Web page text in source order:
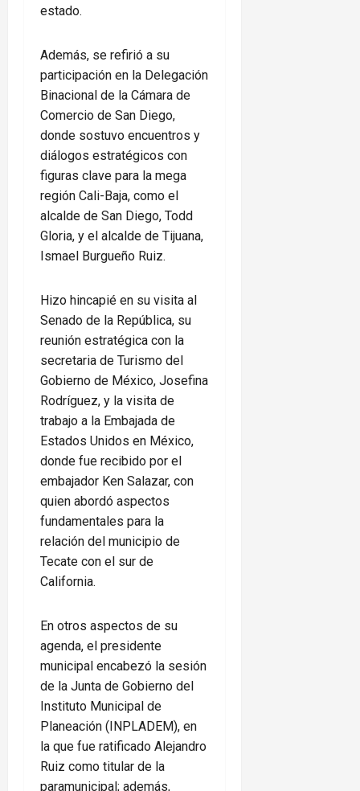
estado.
Además, se refirió a su
participación en la Delegación
Binacional de la Cámara de
Comercio de San Diego,
donde sostuvo encuentros y
diálogos estratégicos con
figuras clave para la mega
región Cali-Baja, como el
alcalde de San Diego, Todd
Gloria, y el alcalde de Tijuana,
Ismael Burgueño Ruiz.
Hizo hincapié en su visita al
Senado de la República, su
reunión estratégica con la
secretaria de Turismo del
Gobierno de México, Josefina
Rodríguez, y la visita de
trabajo a la Embajada de
Estados Unidos en México,
donde fue recibido por el
embajador Ken Salazar, con
quien abordó aspectos
fundamentales para la
relación del municipio de
Tecate con el sur de
California.
En otros aspectos de su
agenda, el presidente
municipal encabezó la sesión
de la Junta de Gobierno del
Instituto Municipal de
Planeación (INPLADEM), en
la que fue ratificado Alejandro
Ruiz como titular de la
paramunicipal; además,